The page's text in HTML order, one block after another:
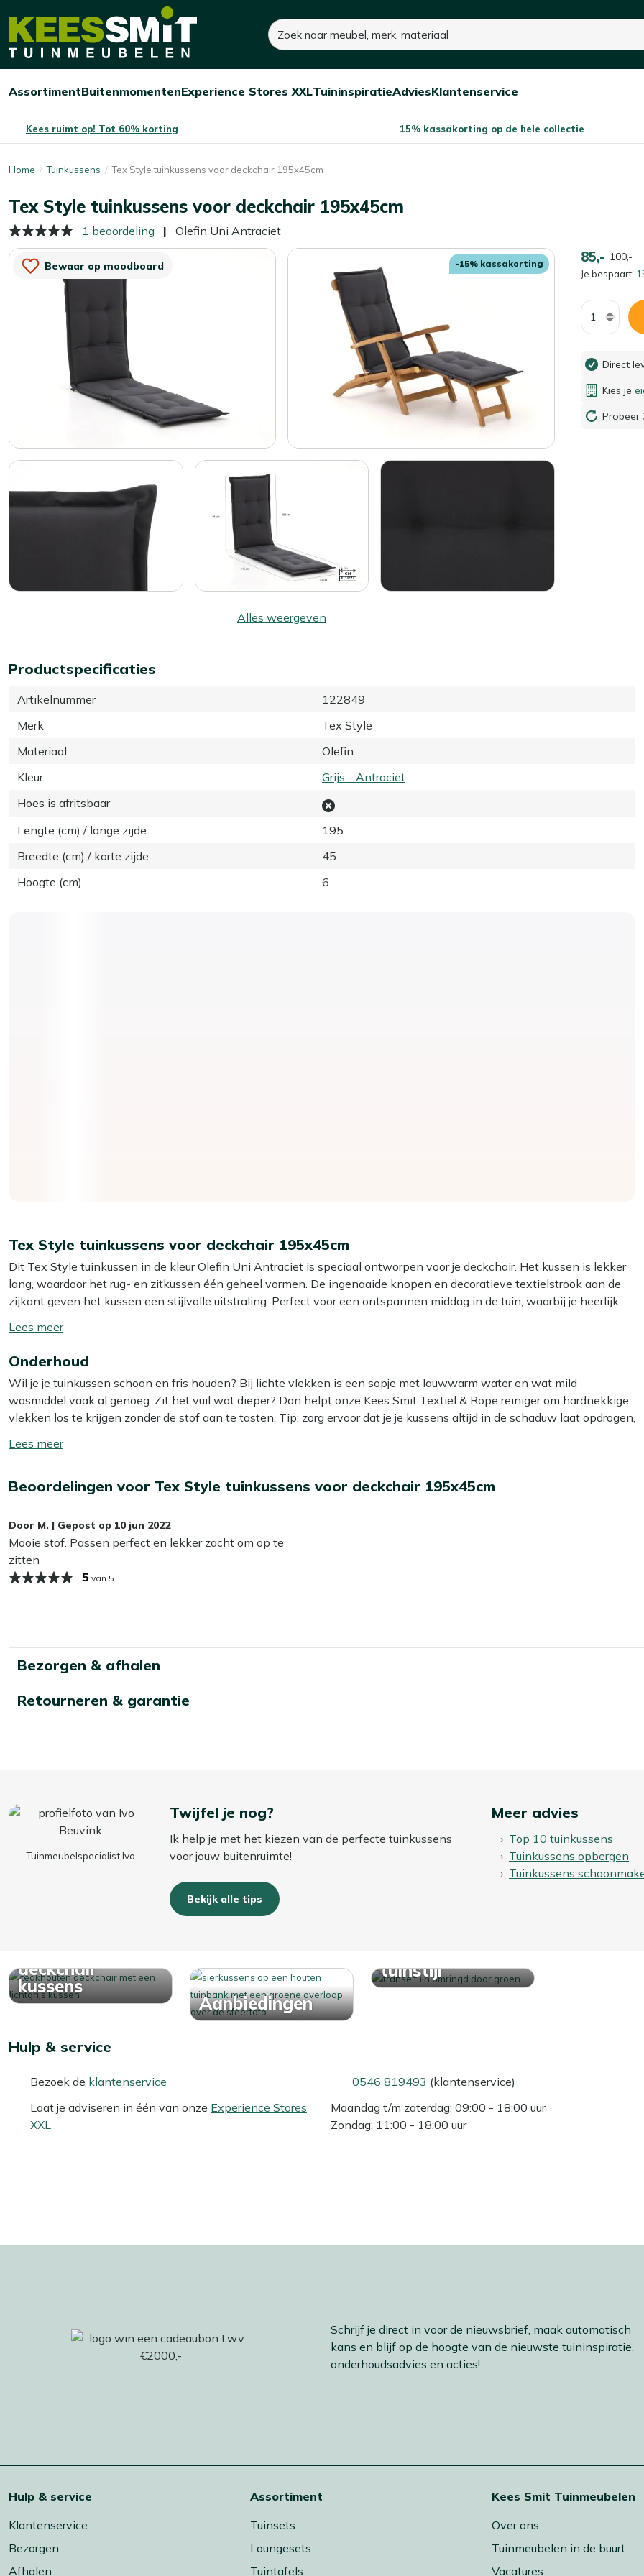
Kees
Tuinmeubelen
Zoeken
Open/sluit
Assortiment
Open/sluit
Buitenmomenten
Open/sluit
Experience Stores XXL
Open/sluit
Tuininspiratie
Open/sluit
Advies
Open/sluit
Klantenservice
Kees ruimt op! Tot 60% korting 15% kassakorting op de hele collectie
Home Tuinkussens Tex Style tuinkussens voor deckchair 195x45cm
Tex Style tuinkussens voor deckchair 195x45cm
Olefin Uni Antraciet
1 beoordeling
Bewaar op moodboard -15% kassakorting
Alles weergeven
85,- 100,-
Je bespaart:
Aantal
85,- 100,-
Je bespaart:15,- (-15%)
Direct
Kies je
Probeer
Productspecificaties
Artikelnummer
122849
Merk
Tex Style
Materiaal
Olefin
Kleur
Grijs - Antraciet
Hoes is afritsbaar
Lengte (cm) / lange zijde
195
Breedte (cm) / korte zijde
45
Hoogte (cm)
6
Tex Style tuinkussens voor deckchair 195x45cm
Dit Tex Style tuinkussen in de kleur Olefin Uni Antraciet is speciaal ontworpen voor je deckchair. Het kussen is lekker
lang, waardoor het rug- en zitkussen één geheel vormen. De ingenaaide knopen en decoratieve textielstrook aan de
zijkant geven het kussen een stijlvolle uitstraling. Perfect voor een ontspannen middag in de tuin, waarbij je heerlijk
leest of gewoon van de zon geniet.
Bekijk meer Tuinkussens
Bekijk meer Deckchair kussens
Toon/verberg
meer
Onderhoud
Wil je je tuinkussen schoon en fris houden? Bij lichte vlekken is een sopje met lauwwarm water en wat mild
wasmiddel vaak al genoeg. Zit het vuil wat dieper? Dan helpt onze Kees Smit Textiel & Rope reiniger om hardnekkige
vlekken los te krijgen zonder de stof aan te tasten. Tip: zorg ervoor dat je je kussens altijd in de schaduw laat opdrogen,
Smit Textiel & Rope beschermer. Deze maakt je kussens water- en vuilafstotend, zodat ze langer schoon blijven. Dat
Kan ik mijn tuinkussens het hele jaar buiten laten liggen?
Wij adviseren om je tuinkussens droog op te bergen als je ze niet gebruikt. Zelfs de meest waterafstotende stoffen
kunnen op termijn last krijgen van vocht, wat slijtage en schimmel kan veroorzaken. In de herfst en winter bewaar je
Toon/verberg
Beoordelingen voor Tex Style tuinkussens voor deckchair 195x45cm
Door M. | Gepost op 10 jun 2022
Mooie stof. Passen perfect en lekker zacht om op te
zitten
5 van 5
Bezorgen & afhalen
Retourneren & garantie
Tuinmeubelspecialist Ivo
Twijfel je nog?
Ik help je met het kiezen van de perfecte tuinkussens
voor jouw buitenruimte!
Bekijk alle tips
Meer advies
Top 10 tuinkussens
Tuinkussens opbergen
Tuinkussens
deckchair
kussens
Aanbiedingen
tuinstijl
Hulp & service
Bezoek de klantenservice
Laat je adviseren in één van onze Experience Stores
XXL
0546 819493 (klantenservice)
Maandag t/m zaterdag: 09:00 - 18:00 uur
Zondag: 11:00 - 18:00 uur
Schrijf je direct in voor de nieuwsbrief, maak automatisch
kans en blijf op de hoogte van de nieuwste tuininspiratie,
onderhoudsadvies en acties!
Hulp & service
Klantenservice
Bezorgen
Afhalen
Assortiment
Tuinsets
Loungesets
Tuintafels
Kees Smit Tuinmeubelen
Over ons
Tuinmeubelen in de buurt
Vacatures